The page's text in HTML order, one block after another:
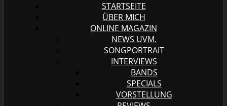
STARTSEITE
ÜBER MICH
ONLINE MAGAZIN
NEWS UVM.
SONGPORTRAIT
INTERVIEWS
BANDS
SPECIALS
VORSTELLUNG